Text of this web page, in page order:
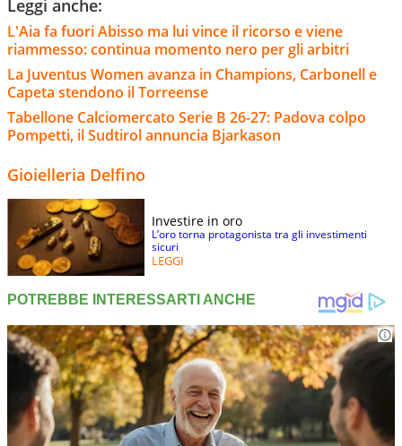
Leggi anche:
L'Aia fa fuori Abisso ma lui vince il ricorso e viene
riammesso: continua momento nero per gli arbitri
La Juventus Women avanza in Champions, Carbonell e
Capeta stendono il Torreense
Tabellone Calciomercato Serie B 26-27: Padova colpo
Pompetti, il Sudtirol annuncia Bjarkason
Gioielleria Delfino
Investire in oro
L’oro torna protagonista tra gli investimenti
sicuri
LEGGI